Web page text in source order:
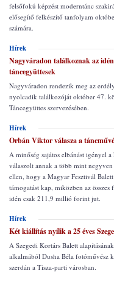
felsőfokú képzést moderntánc
elősegítő felkészítő tanfolyam
számára.
Hírek
Nagyváradon találkoznak az
táncegyüttesek
Nagyváradon rendezik meg az
nyolcadik találkozóját október 47.
Táncegyüttes szervezésében.
Hírek
Orbán Viktor válasza a
A minőség sajátos elbánást igényel
válaszolt annak a több mint
ellen, hogy a Magyar Fesztivál
támogatást kap, miközben az
idén csak 211,9 millió forint jut.
Hírek
Két kiállítás nyílik a 25 éves
A Szegedi Kortárs Balett
alkalmából Dusha Béla fotóművész
szerdán a Tisza-parti városban.